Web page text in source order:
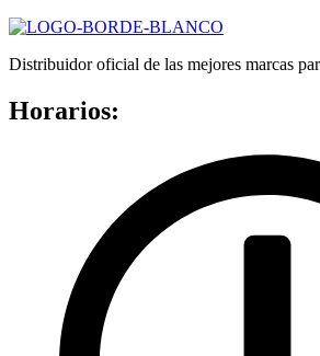
Distribuidor oficial de las mejores marcas
Horarios: